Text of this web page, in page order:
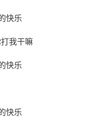
我干嘛